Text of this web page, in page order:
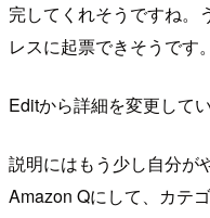
完してくれそうですね。
レスに起票できそうです
Editから詳細を変更して
説明にはもう少し自分が
Amazon Qにして、カテ